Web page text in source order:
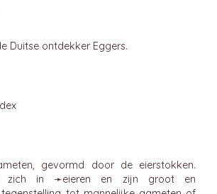
Duitse ontdekker Eggers.
, gevormd door de eierstokken.
zich in ➛eieren en zijn groot en